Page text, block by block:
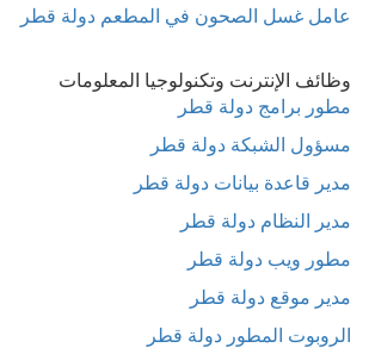
عامل غسل الصحون في المطعم دولة قطر
وظائف الإنترنت وتكنولوجيا المعلومات
مطور برامج دولة قطر
مسؤول الشبكة دولة قطر
مدير قاعدة بيانات دولة قطر
مدير النظام دولة قطر
مطور ويب دولة قطر
مدير موقع دولة قطر
الروبوت المطور دولة قطر